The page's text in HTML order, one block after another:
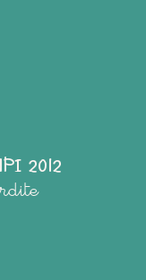
2012